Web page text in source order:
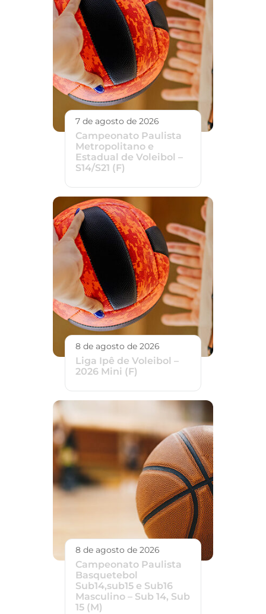
7 de agosto de 2026
Campeonato Paulista
Metropolitano e
Estadual de Voleibol –
S14/S21 (F)
8 de agosto de 2026
Liga Ipê de Voleibol –
2026 Mini (F)
8 de agosto de 2026
Campeonato Paulista
Basquetebol
Sub14,sub15 e Sub16
Masculino – Sub 14, Sub
15 (M)